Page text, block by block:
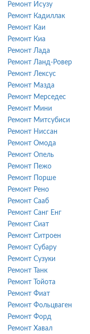
Ремонт Исузу
Ремонт Кадиллак
Ремонт Каи
Ремонт Киа
Ремонт Лада
Ремонт Ланд-Ровер
Ремонт Лексус
Ремонт Мазда
Ремонт Мерседес
Ремонт Мини
Ремонт Митсубиси
Ремонт Ниссан
Ремонт Омода
Ремонт Опель
Ремонт Пежо
Ремонт Порше
Ремонт Рено
Ремонт Сааб
Ремонт Санг Енг
Ремонт Сиат
Ремонт Ситроен
Ремонт Субару
Ремонт Сузуки
Ремонт Танк
Ремонт Тойота
Ремонт Фиат
Ремонт Фольцваген
Ремонт Форд
Ремонт Хавал